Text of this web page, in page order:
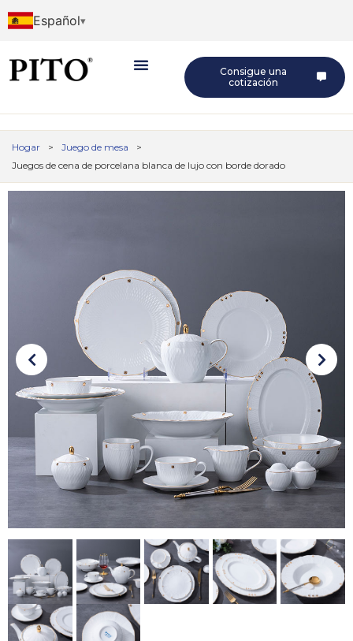
Español
Consigue una
cotización
Hogar > Juego de mesa
>
Juegos de cena de porcelana blanca de lujo con borde dorado